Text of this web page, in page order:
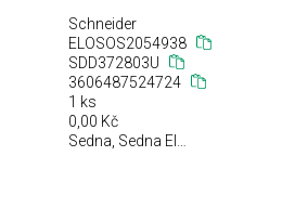
Schneider
ELOSOS2054938
SDD372803U
3606487524724
1 ks
0,00 Kč
Sedna, Sedna Elements